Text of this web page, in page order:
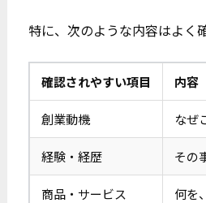
特に、次のような内容はよく
確認されやすい項目 内容
創業動機 なぜ
経験・経歴 その
商品・サービス 何を